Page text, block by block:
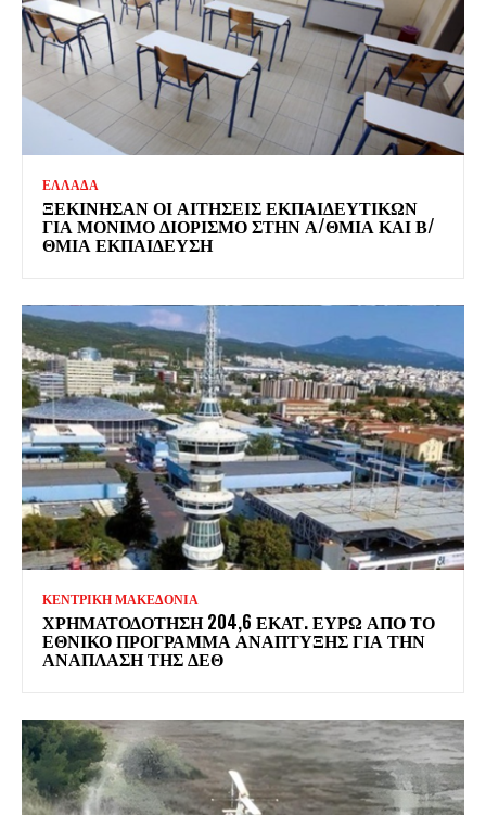
ΕΛΛΑΔΑ
ΞΕΚΊΝΗΣΑΝ ΟΙ ΑΙΤΉΣΕΙΣ ΕΚΠΑΙΔΕΥΤΙΚΏΝ
ΓΙΑ ΜΌΝΙΜΟ ΔΙΟΡΙΣΜΌ ΣΤΗΝ Α/ΘΜΙΑ ΚΑΙ Β/
ΘΜΙΑ ΕΚΠΑΊΔΕΥΣΗ
ΚΕΝΤΡΙΚΗ ΜΑΚΕΔΟΝΙΑ
ΧΡΗΜΑΤΟΔΌΤΗΣΗ 204,6 ΕΚΑΤ. ΕΥΡΏ ΑΠΌ ΤΟ
ΕΘΝΙΚΌ ΠΡΌΓΡΑΜΜΑ ΑΝΆΠΤΥΞΗΣ ΓΙΑ ΤΗΝ
ΑΝΆΠΛΑΣΗ ΤΗΣ ΔΕΘ